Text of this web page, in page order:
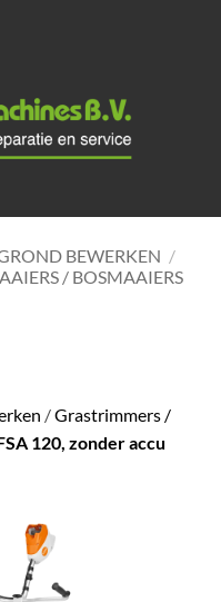
BEWERKEN /
/ BOSMAAIERS
/Grastrimmers /
120, zonder accu